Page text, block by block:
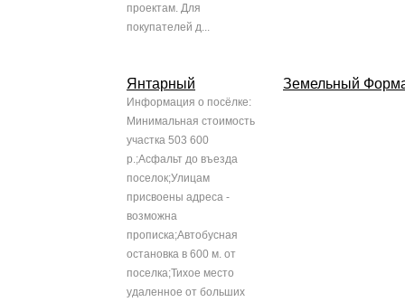
проектам. Для
покупателей д...
Янтарный
Информация о посёлке:
Минимальная стоимость
участка 503 600
р.;Асфальт до въезда
поселок;Улицам
присвоены адреса -
возможна
прописка;Автобусная
остановка в 600 м. от
поселка;Тихое место
удаленное от больших
Земельный